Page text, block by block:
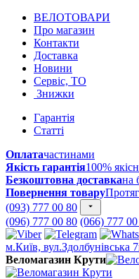
ВЕЛОТОВАРИ
Про магазин
Контакти
Доставка
Новини
Сервіс, ТО
Знижки
Гарантія
Статті
Оплатачастинами
Якість гарантія100%
Безкоштовна доставкана
Повернення товару
(093) 777 00 80
(096) 777 00 80 (066) 777
м.Київ, вул.Здолбунівська
Веломагазин Крути